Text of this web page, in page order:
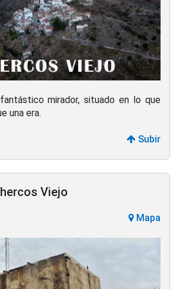
mirador, situado en lo que
una era.
Subir
Viejo
Mapa